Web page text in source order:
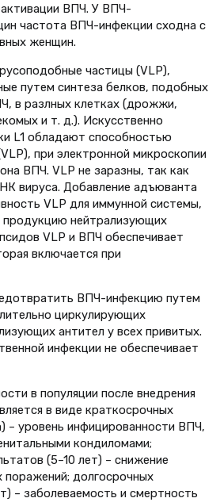
ВПЧ. У ВПЧ-
частота ВПЧ-инфекции сходна с
женщин.
частицы (VLP),
путем синтеза белков, подобных
в разлных клетках (дрожжи,
и т. д.). Искусственно
L1 обладают способностью
при электронной микроскопии
ВПЧ. VLP не заразны, так как
вируса. Добавление адъюванта
VLP для иммунной системы,
продукцию нейтрализующих
VLP и ВПЧ обеспечивает
включается при
ВПЧ-инфекцию путем
циркулирующих
антител у всех привитых.
инфекции не обеспечивает
в популяции после внедрения
в виде краткосрочных
– уровень инфицированности ВПЧ,
кондиломами;
(5–10 лет) – снижение
долгосрочных
– заболеваемость и смертность